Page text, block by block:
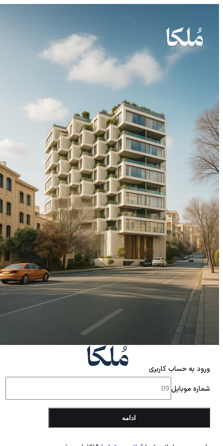
ورود به حساب کاربری
شماره موبایل
ادامه